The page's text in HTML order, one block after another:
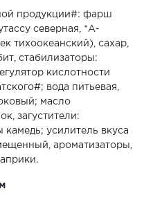
продукции#: фарш
северная, *А-
тихоокеанский), сахар,
стабилизаторы:
кислотности
вода питьевая,
масло
загустители:
камедь; усилитель вкуса
ароматизаторы,